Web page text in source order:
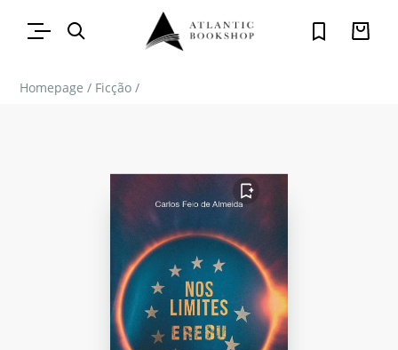
Homepage / Ficção /
FAVORITO